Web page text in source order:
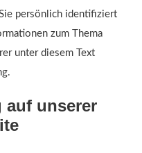
persönlich identifiziert
zum Thema
unter diesem Text
auf unserer